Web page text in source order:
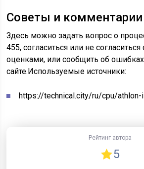
Советы и комментарии
Здесь можно задать вопрос о
455, согласиться или не
оценками, или сообщить об ошибках
сайте.Используемые источники:
https://technical.city/ru/cpu/athlon-
Рейтинг автора
5